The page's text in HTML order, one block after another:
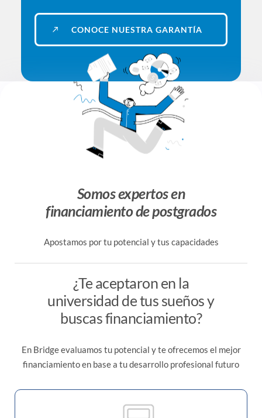
CONOCE NUESTRA GARANTÍA
Somos expertos en
financiamiento de postgrados
Apostamos por tu potencial y tus capacidades
¿Te aceptaron en la
universidad de tus sueños y
buscas financiamiento?
En Bridge evaluamos tu potencial y te ofrecemos el mejor
financiamiento en base a tu desarrollo profesional futuro